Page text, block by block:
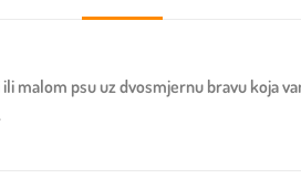
malom psu uz dvosmjernu bravu koja